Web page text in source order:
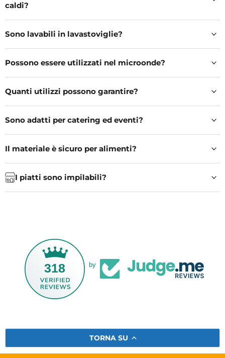
caldi?
Sono lavabili in lavastoviglie?
Possono essere utilizzati nel microonde?
Quanti utilizzi possono garantire?
Sono adatti per catering ed eventi?
Il materiale è sicuro per alimenti?
I piatti sono impilabili?
318 by
TORNA SU